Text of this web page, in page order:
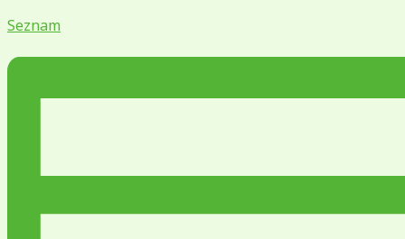
Seznam